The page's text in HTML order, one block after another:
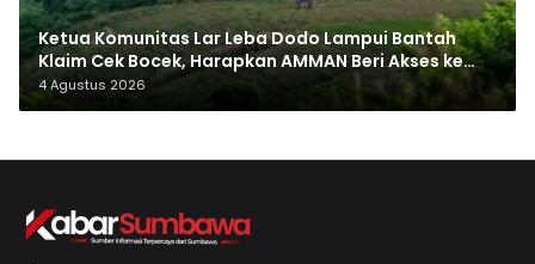
Ketua Komunitas Lar Leba Dodo Lampui Bantah
Klaim Cek Bocek, Harapkan AMMAN Beri Akses ke
Makam Leluhur
4 Agustus 2026